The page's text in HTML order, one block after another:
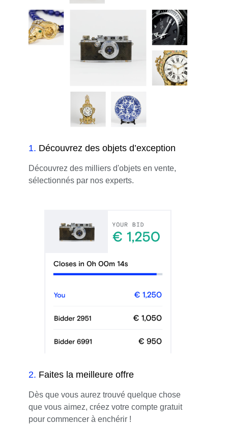
1. Découvrez des objets d’exception
Découvrez des milliers d'objets en vente,
sélectionnés par nos experts.
2. Faites la meilleure offre
Dès que vous aurez trouvé quelque chose
que vous aimez, créez votre compte gratuit
pour commencer à enchérir !